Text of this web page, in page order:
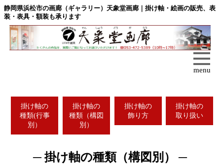
静岡県浜松市の画廊（ギャラリー）天象堂画廊｜掛け軸・絵画の販売、表
装・表具・額装も承ります
menu
掛け軸の
種類(行事
別）
掛け軸の
種類（構図
別）
掛け軸の
飾り方
掛け軸の
取り扱い
─ 掛け軸の種類（構図別） ─